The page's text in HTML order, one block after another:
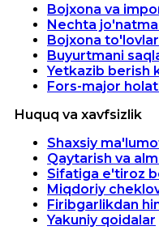
Bojxona va
Nechta
Bojxona
Buyurtmani
Yetkazib berish
Fors-major
Huquq va xavfsizlik
Shaxsiy
Qaytarish va
Sifatiga e'tiroz
Miqdoriy
Firibgarlikdan
Yakuniy qoidalar